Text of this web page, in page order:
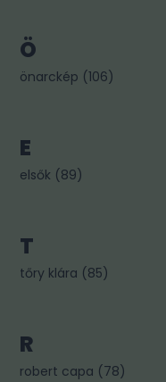
Ö
önarckép (106)
E
elsők (89)
T
tőry klára (85)
R
robert capa (78)